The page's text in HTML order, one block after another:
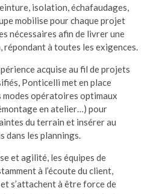
isolation, échafaudages,
mobilise pour chaque projet
nécessaires afin de livrer une
répondant à toutes les exigences.
acquise au fil de projets
Ponticelli met en place
modes opératoires optimaux
en atelier…) pour
du terrain et insérer au
dans les plannings.
et agilité, les équipes de
à l’écoute du client,
s’attachent à être force de